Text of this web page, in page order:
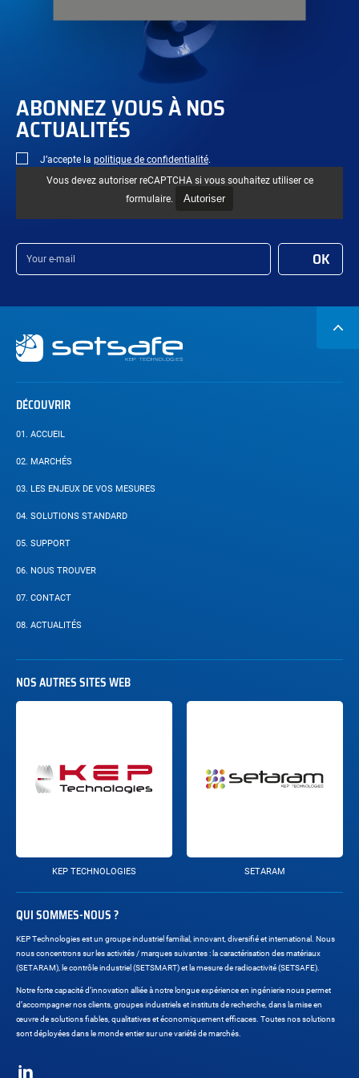
ABONNEZ VOUS À NOS
ACTUALITÉS
J’accepte la politique de confidentialité.
Vous devez autoriser reCAPTCHA si vous souhaitez utiliser ce
formulaire.
Autoriser
Your
mail
OK
Navigation
secondaire
DÉCOUVRIR
01. ACCUEIL
02. MARCHÉS
03. LES ENJEUX DE VOS MESURES
04. SOLUTIONS STANDARD
05. SUPPORT
06. NOUS TROUVER
07. CONTACT
08. ACTUALITÉS
NOS AUTRES SITES WEB
KEP TECHNOLOGIES SETARAM
QUI SOMMES-NOUS ?
KEP Technologies est un groupe industriel familial, innovant, diversifié et international. Nous
nous concentrons sur les activités / marques suivantes : la caractérisation des matériaux
(SETARAM), le contrôle industriel (SETSMART) et la mesure de radioactivité (SETSAFE).
Notre forte capacité d’innovation alliée à notre longue expérience en ingénierie nous permet
d’accompagner nos clients, groupes industriels et instituts de recherche, dans la mise en
œuvre de solutions fiables, qualitatives et économiquement efficaces. Toutes nos solutions
sont déployées dans le monde entier sur une variété de marchés.
sociaux